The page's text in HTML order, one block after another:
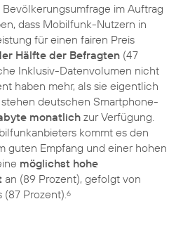
im Auftrag
dass Mobilfunk-Nutzern in
für einen fairen Preis
Hälfte der Befragten (47
Inklusiv-Datenvolumen nicht
haben mehr, als sie eigentlich
deutschen Smartphone-
monatlich zur Verfügung.
kommt es den
guten Empfang und einer hohen
möglichst hohe
an (89 Prozent), gefolgt von
Prozent). 6